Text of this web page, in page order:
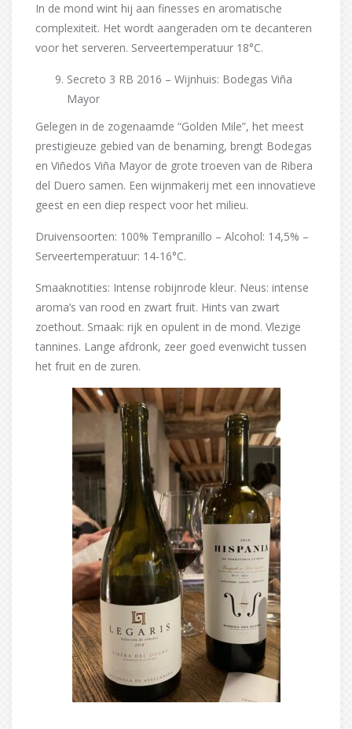
In de mond wint hij aan finesses en aromatische
complexiteit. Het wordt aangeraden om te decanteren
voor het serveren. Serveertemperatuur 18°C.
Secreto 3 RB 2016 – Wijnhuis: Bodegas Viña
Mayor
Gelegen in de zogenaamde “Golden Mile”, het meest
prestigieuze gebied van de benaming, brengt Bodegas
en Viñedos Viña Mayor de grote troeven van de Ribera
del Duero samen. Een wijnmakerij met een innovatieve
geest en een diep respect voor het milieu.
Druivensoorten: 100% Tempranillo – Alcohol: 14,5% –
Serveertemperatuur: 14-16°C.
Smaaknotities: Intense robijnrode kleur. Neus: intense
aroma’s van rood en zwart fruit. Hints van zwart
zoethout. Smaak: rijk en opulent in de mond. Vlezige
tannines. Lange afdronk, zeer goed evenwicht tussen
het fruit en de zuren.